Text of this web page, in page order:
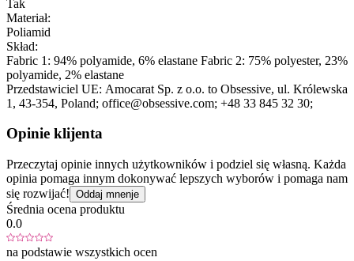
Tak
Materiał:
Poliamid
Skład:
Fabric 1: 94% polyamide, 6% elastane Fabric 2: 75% polyester, 23%
polyamide, 2% elastane
Przedstawiciel UE: Amocarat Sp. z o.o. to Obsessive, ul. Królewska
1 , 43-354, Poland; office@obsessive.com; +48 33 845 32 30;
Opinie klijenta
Przeczytaj opinie innych użytkowników i podziel się własną. Każda
opinia pomaga innym dokonywać lepszych wyborów i pomaga nam
się rozwijać! Oddaj mnenje
Średnia ocena produktu
0.0
na podstawie wszystkich ocen